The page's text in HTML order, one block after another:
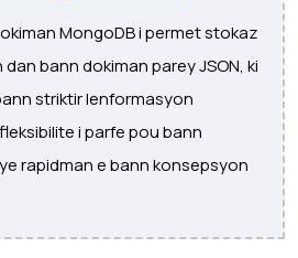
MongoDB i permet stokaz
bann dokiman parey JSON, ki
striktir lenformasyon
i parfe pou bann
rapidman e bann konsepsyon